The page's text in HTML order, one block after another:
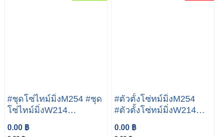
#ชุดโซ่ไทม์มิ่งM254 #ชุด
โซ่ไทม์มิ่งW214
Mercedes-Benz E Class
E300 E350e A000 993
0.00 ฿
#ตัวตั้งโซ่ทม์มิ่งM254
#ตัวตั้งโซ่ทม์มิ่งW214
Mercedes-Benz E Class
E300 E350e A654 050
0.00 ฿